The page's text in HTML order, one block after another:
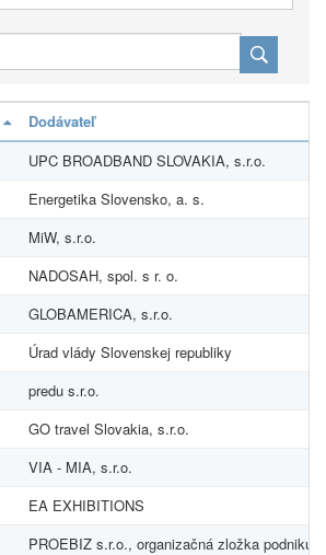
Dodávateľ
UPC BROADBAND SLOVAKIA, s.r.o.
Energetika Slovensko, a. s.
MiW, s.r.o.
NADOSAH, spol. s r. o.
GLOBAMERICA, s.r.o.
Úrad vlády Slovenskej republiky
predu s.r.o.
GO travel Slovakia, s.r.o.
VIA - MIA, s.r.o.
EA EXHIBITIONS
PROEBIZ s.r.o., organizačná zložka podniku